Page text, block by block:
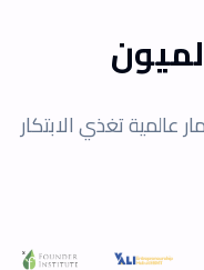
تغذي الابتكار